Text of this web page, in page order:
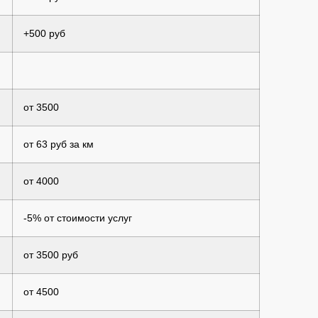
+500 руб
от 3500
от 63 руб за км
от 4000
-5% от стоимости услуг
от 3500 руб
от 4500